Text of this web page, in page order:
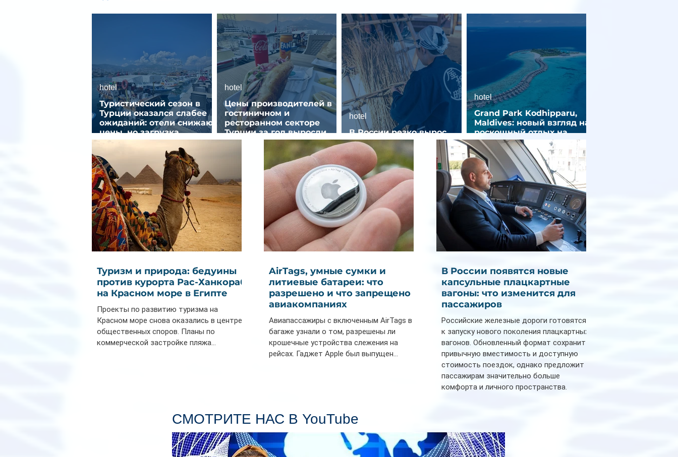
Туристический сезон в
Турции оказался слабее
ожиданий: отели снижают
цены, но загрузка
остается низкой
hotel
Цены производителей в
гостиничном и
ресторанном секторе
Турции за год выросли
почти на 32%
hotel
В России резко вырос
спрос на отели без звезд
hotel
Grand Park Kodhipparu,
Maldives: новый взгляд на
роскошный отдых на
Мальдивах
hotel
Туризм и природа: бедуины
против курорта Рас-Ханкораб
на Красном море в Египте
Проекты по развитию туризма на
Красном море снова оказались в центре
общественных споров. Планы по
коммерческой застройке пляжа...
AirTags, умные сумки и
литиевые батареи: что
разрешено и что запрещено в
авиакомпаниях
Авиапассажиры с включенным AirTags в
багаже узнали о том, разрешены ли
крошечные устройства слежения на
рейсах. Гаджет Apple был выпущен...
В России появятся новые
капсульные плацкартные
вагоны: что изменится для
пассажиров
Российские железные дороги готовятся
к запуску нового поколения плацкартных
вагонов. Обновленный формат сохранит
привычную вместимость и доступную
стоимость поездок, однако предложит
пассажирам значительно больше
комфорта и личного пространства.
индивидуальные шторки у каждого
спального места. Они позволят
пассажирам закрыть свою полку во
СМОТРИТЕ НАС В YouTube